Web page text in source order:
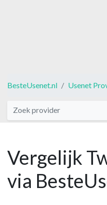
BesteUsenet.nl Usenet
Vergelijk
via